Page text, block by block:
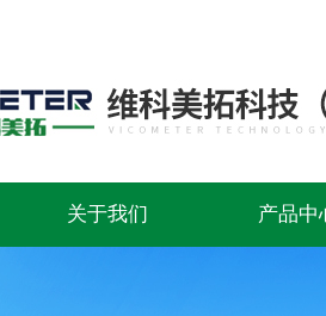
关于我们 产品中